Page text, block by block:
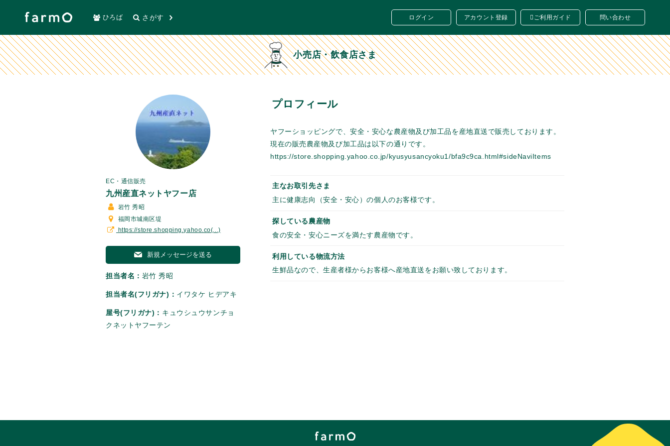
ひろば さがす ログイン アカウント登録 ご利用ガイド 問い合わせ
小売店・飲食店さま
EC・通信販売
九州産直ネットヤフー店
岩竹 秀昭
福岡市城南区堤
https://store.shopping.yahoo.co(...)
新規メッセージを送る
担当者名： 岩竹 秀昭
担当者名(フリガナ)： イワタケ ヒデアキ
屋号(フリガナ)： キュウシュウサンチョ
クネットヤフーテン
プロフィール
ヤフーショッピングで、安全・安心な農産物及び加工品を産地直送で販売しております。
現在の販売農産物及び加工品は以下の通りです。
https://store.shopping.yahoo.co.jp/kyusyusancyoku1/bfa9c9ca.html#sideNaviItems
主なお取引先さま
主に健康志向（安全・安心）の個人のお客様です。
探している農産物
食の安全・安心ニーズを満たす農産物です。
利用している物流方法
生鮮品なので、生産者様からお客様へ産地直送をお願い致しております。